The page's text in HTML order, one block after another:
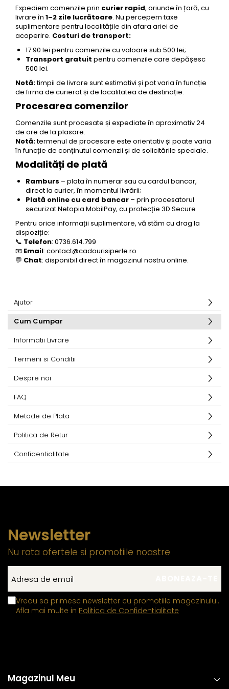
Seturi Perle cu Argint
Brățări cu Perle
Pandantive cu Perle
Brose cu Perle
Expediem comenzile prin curier rapid, oriunde în țară, cu
livrare în 1–2 zile lucrătoare. Nu percepem taxe
suplimentare pentru localitățile din afara ariei de
acoperire. Costuri de transport:
17.90 lei pentru comenzile cu valoare sub 500 lei;
Transport gratuit pentru comenzile care depășesc
500 lei.
Notă:timpii de livrare sunt estimativi și pot varia în funcție
de firma de curierat și de localitatea de destinație.
Procesarea comenzilor
Comenzile sunt procesate și expediate în aproximativ 24
de ore de la plasare.
Notă:termenul de procesare este orientativ și poate varia
în funcție de conținutul comenzii și de solicitările speciale.
Modalități de plată
Ramburs – plata în numerar sau cu cardul bancar,
direct la curier, în momentul livrării;
Plată online cu card bancar – prin procesatorul
securizat Netopia MobilPay, cu protecție 3D Secure
Pentru orice informații suplimentare, vă stăm cu drag la
dispoziție:
📞 Telefon: 0736.614.799
📧 Email: contact@cadourisiperle.ro
💬 Chat: disponibil direct în magazinul nostru online.
Ajutor
Cum Cumpar
Informatii Livrare
Termeni si Conditii
Despre noi
FAQ
Metode de Plata
Politica de Retur
Confidentialitate
Newsletter
Nu rata ofertele si promotiile noastre
Vreau sa primesc newsletter cu promotiile magazinului.
Afla mai multe in Politica de Confidentialitate
Magazinul Meu